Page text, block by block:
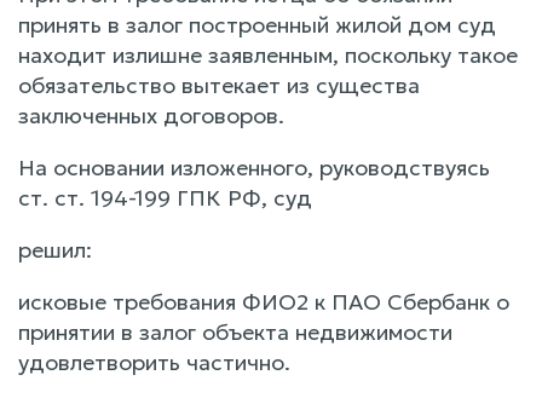
принять в залог построенный жилой дом суд
находит излишне заявленным, поскольку такое
обязательство вытекает из существа
заключенных договоров.
На основании изложенного, руководствуясь
ст. ст. 194-199 ГПК РФ, суд
решил:
исковые требования ФИО2 к ПАО Сбербанк о
принятии в залог объекта недвижимости
удовлетворить частично.